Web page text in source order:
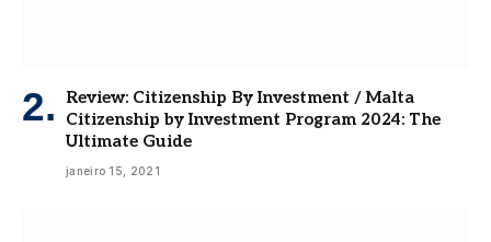
Review: Citizenship By Investment / Malta
Citizenship by Investment Program 2024: The
Ultimate Guide
janeiro 15, 2021